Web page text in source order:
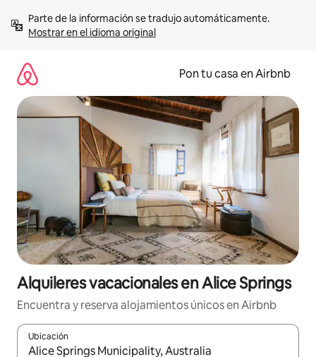
contenidoMostrar en el idioma original
Pon tu casa en Airbnb
Alquileres vacacionales en Alice Springs
Encuentra y reserva alojamientos únicos en Airbnb
Ubicación
Cuando los resultados estén disponibles, navega con las